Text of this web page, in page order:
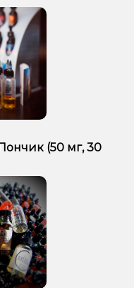
(50 мг, 30